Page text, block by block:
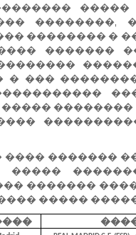
�������� �
�������
� ���
����
�����
�������
�����